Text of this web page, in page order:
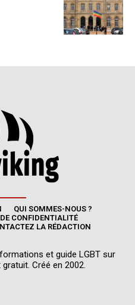
QUI SOMMES-NOUS ?
CONFIDENTIALITÉ
LA RÉDACTION
et guide LGBT sur
Créé en 2002.